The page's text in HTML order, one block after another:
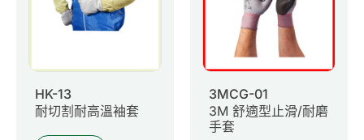
HK-13
耐切割耐高溫袖套
3MCG-01
3M 舒適型止滑/耐磨
手套